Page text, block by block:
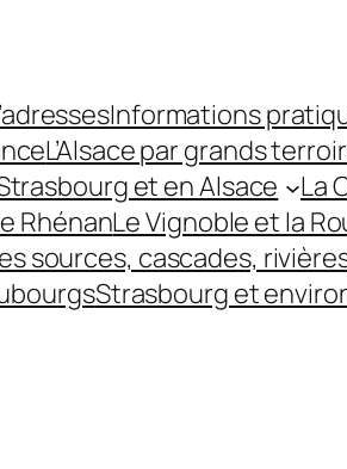
Informations
L’Alsace par grands
et en Alsace
La
RhénanLe Vignoble et la
sources, cascades,
Strasbourg et